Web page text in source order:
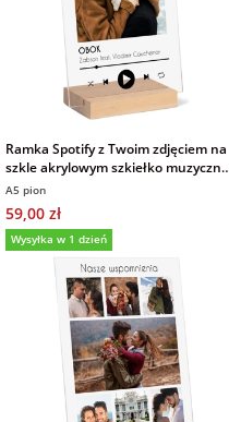
Ramka Spotify z Twoim zdjęciem na
szkle akrylowym szkiełko muzyczne
Twoja piosenka 15x21 cm
A5 pion
59,00 zł
Wysyłka w 1 dzień